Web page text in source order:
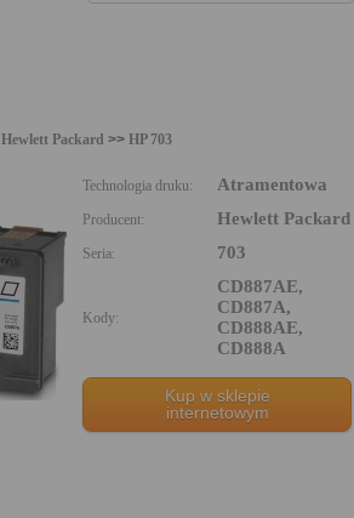
Hewlett Packard >> HP 703
Technologia druku: Atramentowa
Producent: Hewlett Packard
Seria: 703
Kody:
CD887AE,
CD887A,
CD888AE,
CD888A
Kup w sklepie
internetowym